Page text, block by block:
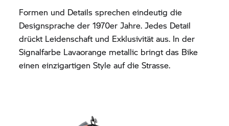
Formen und Details sprechen eindeutig die
Designsprache der 1970er Jahre. Jedes Detail
drückt Leidenschaft und Exklusivität aus. In der
Signalfarbe Lavaorange metallic bringt das Bike
einen einzigartigen Style auf die Strasse.